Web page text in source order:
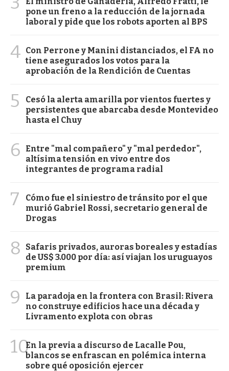
pone un freno a la reducción de la jornada
laboral y pide que los robots aporten al BPS
4 Con Perrone y Manini distanciados, el FA no
tiene asegurados los votos para la
aprobación de la Rendición de Cuentas
5
Cesó la alerta amarilla por vientos fuertes y
persistentes que abarcaba desde Montevideo
hasta el Chuy
6
Entre "mal compañero" y "mal perdedor",
altísima tensión en vivo entre dos
integrantes de programa radial
7
Cómo fue el siniestro de tránsito por el que
murió Gabriel Rossi, secretario general de
Drogas
8
Safaris privados, auroras boreales y estadías
de US$ 3.000 por día: así viajan los uruguayos
premium
9
La paradoja en la frontera con Brasil: Rivera
no construye edificios hace una década y
Livramento explota con obras
10En la previa a discurso de Lacalle Pou,
blancos se enfrascan en polémica interna
sobre qué oposición ejercer